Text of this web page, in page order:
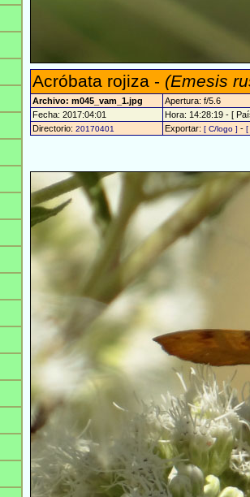
Acróbata rojiza - (Emesis
Archivo: m045_vam_1.jpg
Apertura: f/5.6
Fecha: 2017:04:01
Hora: 14:28:19 - [
Directorio: 20170401 Exportar: [ C/logo ] - [